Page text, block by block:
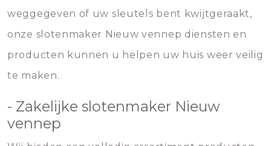
weggegeven of uw sleutels bent kwijtgeraakt,
onze slotenmaker Nieuw vennep diensten en
producten kunnen u helpen uw huis weer veilig
te maken.
- Zakelijke slotenmaker Nieuw
vennep